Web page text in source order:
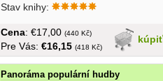
Stav knihy:
kúpiť
Cena: €17,00 (440 Kč)
Pre Vás: €16,15 (418 Kč)
Panoráma populární hudby